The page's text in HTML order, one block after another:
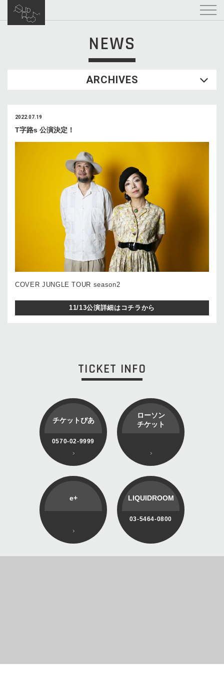
NEWS
ARCHIVES
2022.07.19
T字路s 公演決定！
COVER JUNGLE TOUR season2
11/13公演詳細はコチラから
TICKET INFO
チケットぴあ
0570-02-9999
ローソン
チケット
e+ LIQUIDROOM
03-5464-0800